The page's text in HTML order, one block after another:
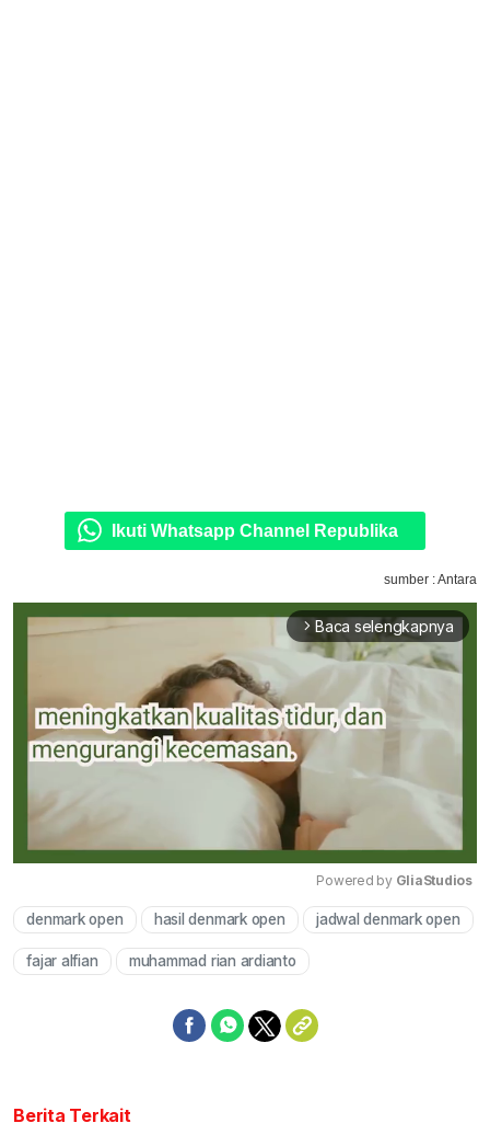
Ikuti Whatsapp Channel Republika
sumber : Antara
arrow_forward_ios Baca selengkapnya
Mute
Powered by GliaStudios
denmark open hasil denmark open jadwal denmark open
fajar alfian muhammad rian ardianto
Berita Terkait